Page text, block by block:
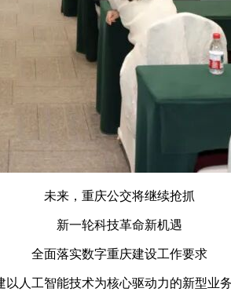
未来，重庆公交将继续抢抓
新一轮科技革命新机遇
全面落实数字重庆建设工作要求
以人工智能技术为核心驱动力的新型业